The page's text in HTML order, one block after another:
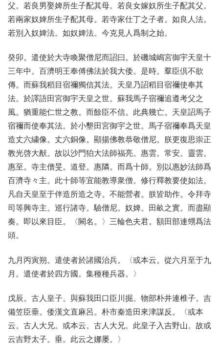
父。若良男娶婢所生子配其母。若良女嫁奴所生子配其父。
若兩家奴婢所生子配其母。若寺家仕丁之子者。如良人法。
若別入奴婢法。如奴婢法。今克見人爲制之始。
癸卯。遣使於大寺喚聚僧尼而詔曰。於磯城嶋宮御宇天皇十
三年中。百濟明王奉傅佛法於我大倭。是時。羣臣倶不欲
傳。而蘇我稻目宿禰獨信其法。天皇乃詔稻目宿禰使奉其
法。於譯語田宮御宇天皇之世。蘇我馬子宿禰追遵考父之
風。猶重能仁世之教。而餘臣不信。此典幾亡。天皇詔馬子
宿禰而使奉其法。於小墾田宮御宇之世。馬子宿禰奉爲天皇
造丈六繍像。丈六銅像。顯揚佛教恭敬僧尼。朕更復思崇正
教光啓大猷。故以沙門狛大法師福亮。惠雲。常安。靈雲。
惠至。寺主僧旻。道登。惠隣。而爲十師。別以惠妙法師爲
百濟寺々主。此十師等宜能教導衆僧。修行釋教要使如法。
凡自天皇至于伴造所造之寺。不能營者。朕皆助作。令拜寺
司等興寺主。巡行諸寺。驗僧尼。奴婢。田畝之實。而盡顯
奏。即以來目臣。〈闕名。〉三輪色夫君。額田部連甥爲法
頭。
九月丙寅朔。遣使者於諸國治兵。〈或本云。從六月至于九
月。遣使者於四方國。集種種兵器。〉
戊辰。古人皇子。與蘇我田口臣川掘。物部朴井連椎子。吉
備笠臣垂。倭漢文直麻呂。朴市秦造田來津謀反。〈或本
云。古人大兄。或本云。古人大兄。此皇子入吉野山。故或
云吉野太子。垂。此云之娜屡。〉